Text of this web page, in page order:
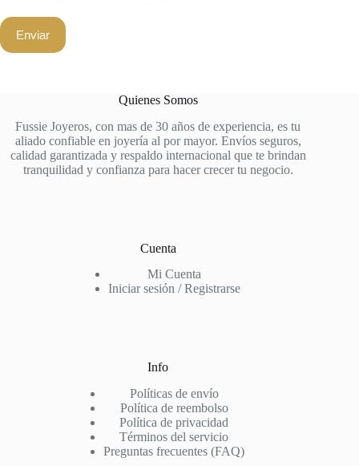
Enviar
Quienes Somos
Fussie Joyeros, con mas de 30 años de experiencia, es tu
aliado confiable en joyería al por mayor. Envíos seguros,
calidad garantizada y respaldo internacional que te brindan
tranquilidad y confianza para hacer crecer tu negocio.
Cuenta
Mi Cuenta
Iniciar sesión / Registrarse
Info
Políticas de envío
Política de reembolso
Política de privacidad
Términos del servicio
Preguntas frecuentes (FAQ)